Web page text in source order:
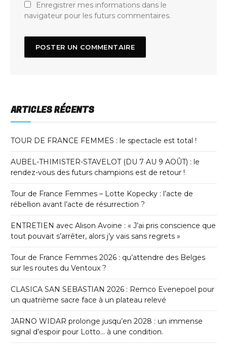
Enregistrer mes informations dans le
navigateur pour les futurs commentaires.
ARTICLES RÉCENTS
TOUR DE FRANCE FEMMES : le spectacle est total !
AUBEL-THIMISTER-STAVELOT (DU 7 AU 9 AOÛT) : le
rendez-vous des futurs champions est de retour !
Tour de France Femmes – Lotte Kopecky : l’acte de
rébellion avant l’acte de résurrection ?
ENTRETIEN avec Alison Avoine : « J’ai pris conscience que
tout pouvait s’arrêter, alors j’y vais sans regrets »
Tour de France Femmes 2026 : qu’attendre des Belges
sur les routes du Ventoux ?
CLASICA SAN SEBASTIAN 2026 : Remco Evenepoel pour
un quatrième sacre face à un plateau relevé
JARNO WIDAR prolonge jusqu’en 2028 : un immense
signal d’espoir pour Lotto… à une condition.